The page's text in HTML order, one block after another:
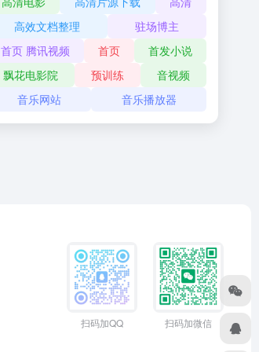
高效文档整理
驻场博主
首页 腾讯视频
首页
首发小说
飘花电影院
预训练
音视频
音乐网站
音乐播放器
扫码加QQ 扫码加微信